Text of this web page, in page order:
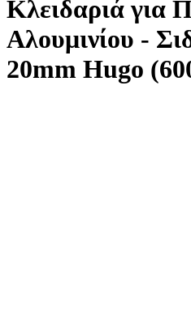
Κλειδαριά για
Αλουμινίου -
20mm Hugo